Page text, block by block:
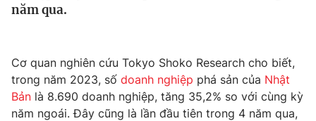
Tin tức
Câu chuyện quốc tế
Tài chính
Thị trường
Góc doanh nghiệp
Dữ liệu và đời sống
Truyền hình
năm qua.
Cơ quan nghiên cứu Tokyo Shoko Research cho biết,
trong năm 2023, số doanh nghiệp phá sản của Nhật
Bản là 8.690 doanh nghiệp, tăng 35,2% so với cùng kỳ
năm ngoái. Đây cũng là lần đầu tiên trong 4 năm qua,